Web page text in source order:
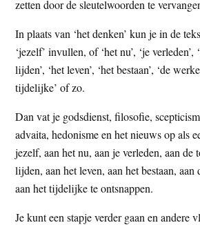
zetten door de sleutelwoorden te
In plaats van ‘het denken’ kun je in de
‘jezelf’ invullen, of ‘het nu’, ‘je verleden’,
lijden’, ‘het leven’, ‘het bestaan’, ‘de
tijdelijke’ of zo.
Dan vat je godsdienst, filosofie,
advaita, hedonisme en het nieuws op als
jezelf, aan het nu, aan je verleden, aan de
lijden, aan het leven, aan het bestaan,
aan het tijdelijke te ontsnappen.
Je kunt een stapje verder gaan en andere